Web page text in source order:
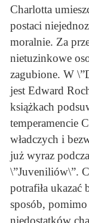
Charlotta
postaci
moralnie. Za
nietuzinkowe
zagubione. W
jest Edward
książkach
temperamencie
władczych i
już wyraz
\”Juveniliów\”.
potrafiła ukazać
sposób,
niedostatków